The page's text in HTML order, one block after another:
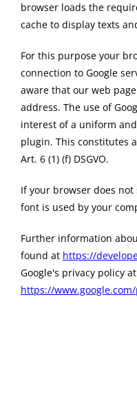
browser loads the
cache to display texts
For this purpose your
connection to Google
aware that our web
address. The use of
interest of a uniform
plugin. This constitutes
Art. 6 (1) (f) DSGVO.
If your browser does
font is used by your
Further information
found at https://
Google's privacy policy at
https://